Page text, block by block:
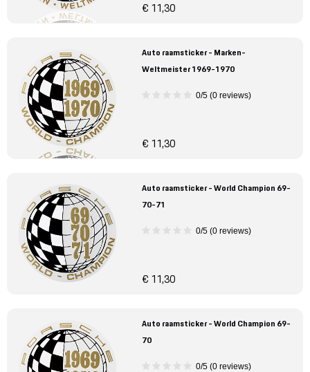
€ 11,30
Auto raamsticker - Marken-
Weltmeister 1969-1970
0/5 (0 reviews)
€ 11,30
Auto raamsticker - World Champion 69-
70-71
0/5 (0 reviews)
€ 11,30
Auto raamsticker - World Champion 69-
70
0/5 (0 reviews)